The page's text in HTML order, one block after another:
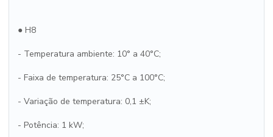
● H8
- Temperatura ambiente: 10° a 40°C;
- Faixa de temperatura: 25°C a 100°C;
- Variação de temperatura: 0,1 ±K;
- Potência: 1 kW;